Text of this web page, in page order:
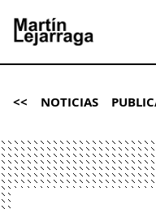
<< NOTICIAS